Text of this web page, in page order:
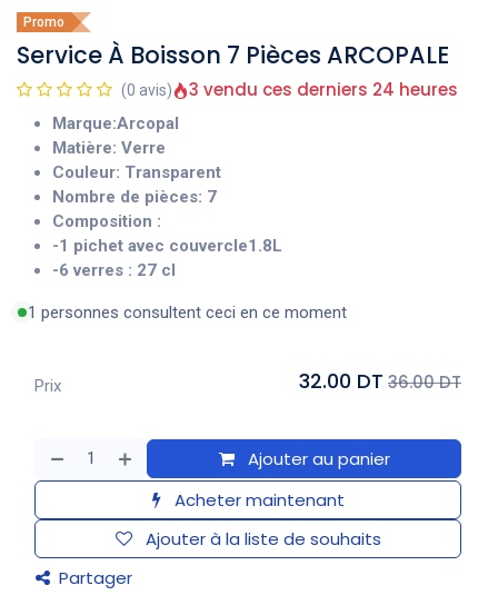
Promo
Service À Boisson 7 Pièces ARCOPALE
(0 avis) 3 vendu ces derniers 24 heures
Marque:Arcopal
Matière: Verre
Couleur: Transparent
Nombre de pièces: 7
Composition :
-1 pichet avec couvercle1.8L
-6 verres : 27 cl
1 personnes consultent ceci en ce moment
Ajouter au panier
Acheter maintenant
Ajouter à la liste de souhaits
Partager
Prix 32.00 DT 36.00 DT